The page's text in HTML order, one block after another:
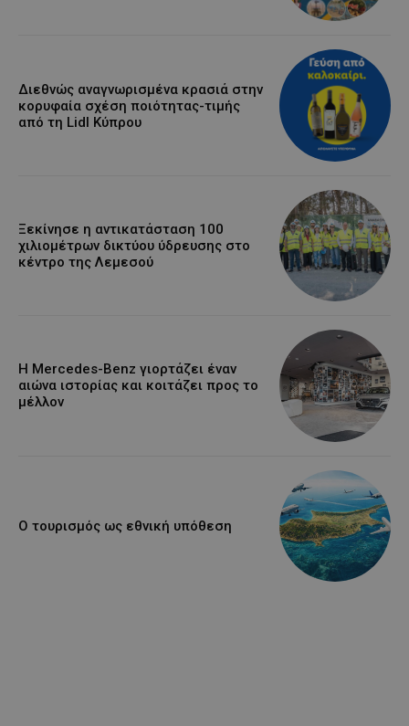
Διεθνώς αναγνωρισμένα κρασιά στην
κορυφαία σχέση ποιότητας-τιμής
από τη Lidl Κύπρου
Ξεκίνησε η αντικατάσταση 100
χιλιομέτρων δικτύου ύδρευσης στο
κέντρο της Λεμεσού
Η Mercedes-Benz γιορτάζει έναν
αιώνα ιστορίας και κοιτάζει προς το
μέλλον
Ο τουρισμός ως εθνική υπόθεση